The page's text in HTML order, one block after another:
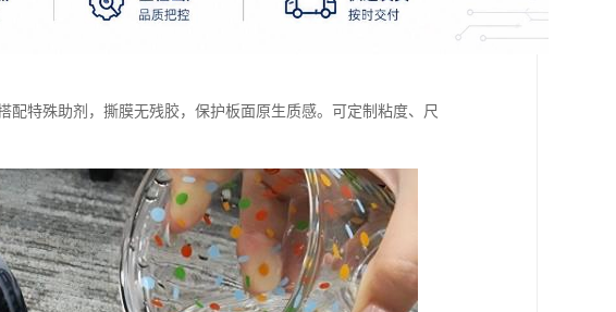
特殊助剂，撕膜无残胶，保护板面原生质感。可定制粘度、尺